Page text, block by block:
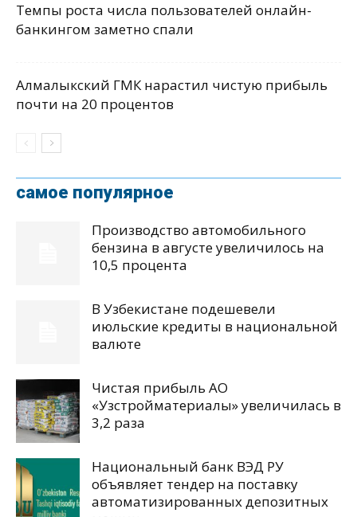
Темпы роста числа пользователей онлайн-
банкингом заметно спали
Алмалыкский ГМК нарастил чистую прибыль
почти на 20 процентов
самое популярное
Производство автомобильного
бензина в августе увеличилось на
10,5 процента
В Узбекистане подешевели
июльские кредиты в национальной
валюте
Чистая прибыль АО
«Узстройматериалы» увеличилась в
3,2 раза
Национальный банк ВЭД РУ
объявляет тендер на поставку
автоматизированных депозитных